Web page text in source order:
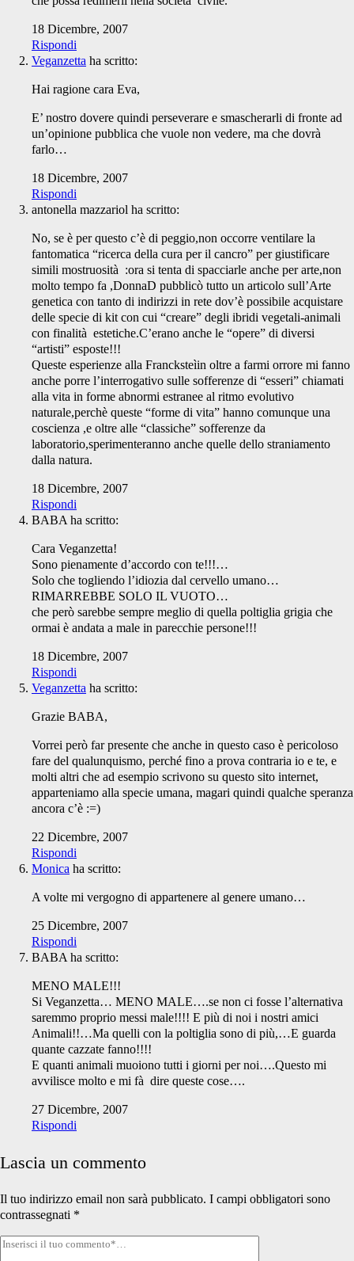
18 Dicembre, 2007
Rispondi
Veganzetta ha scritto:
Hai ragione cara Eva,
E’ nostro dovere quindi perseverare e smascherarli di fronte ad
un’opinione pubblica che vuole non vedere, ma che dovrà
farlo…
18 Dicembre, 2007
Rispondi
antonella mazzariol ha scritto:
No, se è per questo c’è di peggio,non occorre ventilare la
fantomatica “ricerca della cura per il cancro” per giustificare
simili mostruosità :ora si tenta di spacciarle anche per arte,non
molto tempo fa ,DonnaD pubblicò tutto un articolo sull’Arte
genetica con tanto di indirizzi in rete dov’è possibile acquistare
delle specie di kit con cui “creare” degli ibridi vegetali-animali
con finalità estetiche.C’erano anche le “opere” di diversi
“artisti” esposte!!!
Queste esperienze alla Francksteìin oltre a farmi orrore mi fanno
anche porre l’interrogativo sulle sofferenze di “esseri” chiamati
alla vita in forme abnormi estranee al ritmo evolutivo
naturale,perchè queste “forme di vita” hanno comunque una
coscienza ,e oltre alle “classiche” sofferenze da
laboratorio,sperimenteranno anche quelle dello straniamento
dalla natura.
18 Dicembre, 2007
Rispondi
BABA ha scritto:
Cara Veganzetta!
Sono pienamente d’accordo con te!!!…
Solo che togliendo l’idiozia dal cervello umano…
RIMARREBBE SOLO IL VUOTO…
che però sarebbe sempre meglio di quella poltiglia grigia che
ormai è andata a male in parecchie persone!!!
18 Dicembre, 2007
Rispondi
Veganzetta ha scritto:
Grazie BABA,
Vorrei però far presente che anche in questo caso è pericoloso
fare del qualunquismo, perché fino a prova contraria io e te, e
molti altri che ad esempio scrivono su questo sito internet,
apparteniamo alla specie umana, magari quindi qualche speranza
ancora c’è :=)
22 Dicembre, 2007
Rispondi
Monica ha scritto:
A volte mi vergogno di appartenere al genere umano…
25 Dicembre, 2007
Rispondi
BABA ha scritto:
MENO MALE!!!
Si Veganzetta… MENO MALE….se non ci fosse l’alternativa
saremmo proprio messi male!!!! E più di noi i nostri amici
Animali!!…Ma quelli con la poltiglia sono di più,…E guarda
quante cazzate fanno!!!!
E quanti animali muoiono tutti i giorni per noi….Questo mi
avvilisce molto e mi fà dire queste cose….
27 Dicembre, 2007
Rispondi
Lascia un commento
Il tuo indirizzo email non sarà pubblicato. I campi obbligatori sono
contrassegnati *
Tuo